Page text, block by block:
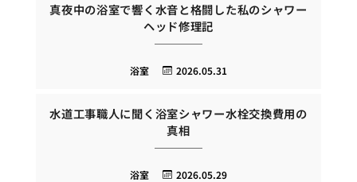
真夜中の浴室で響く水音と格闘した私のシャワー
ヘッド修理記
2026.05.31
浴室
水道工事職人に聞く浴室シャワー水栓交換費用の
真相
2026.05.29
浴室